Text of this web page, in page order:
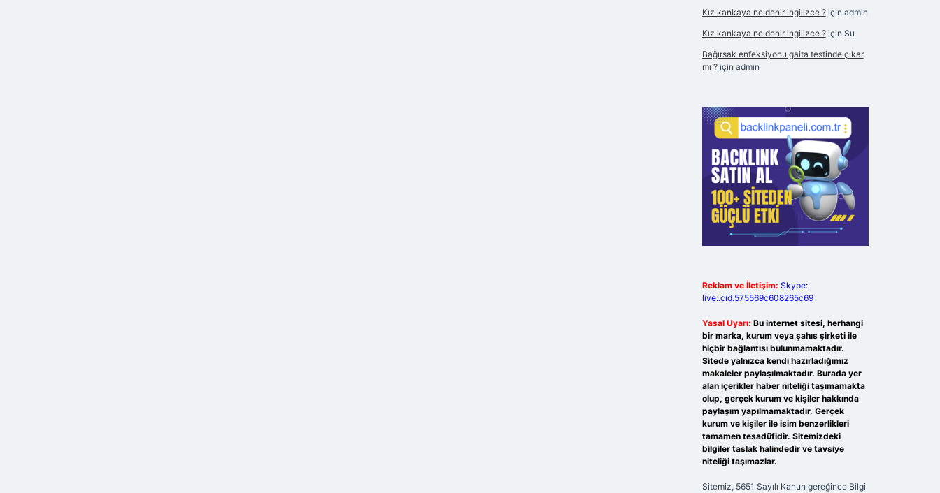
Kız kankaya ne denir ingilizce ?için admin
Kız kankaya ne denir ingilizce ?için Su
Bağırsak enfeksiyonu gaita testinde çıkar
mı ?için admin
Reklam ve İletişim: Skype:
live:.cid.575569c608265c69
Yasal Uyarı: Bu internet sitesi, herhangi
bir marka, kurum veya şahıs şirketi ile
hiçbir bağlantısı bulunmamaktadır.
Sitede yalnızca kendi hazırladığımız
makaleler paylaşılmaktadır. Burada yer
alan içerikler haber niteliği taşımamakta
olup, gerçek kurum ve kişiler hakkında
paylaşım yapılmamaktadır. Gerçek
kurum ve kişiler ile isim benzerlikleri
tamamen tesadüfidir. Sitemizdeki
bilgiler taslak halindedir ve tavsiye
niteliği taşımazlar.
Sitemiz, 5651 Sayılı Kanun gereğince Bilgi